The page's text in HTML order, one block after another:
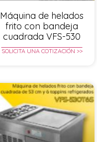
Máquina de helados
frito con bandeja
cuadrada VFS-530
SOLICITA UNA COTIZACIÓN >>